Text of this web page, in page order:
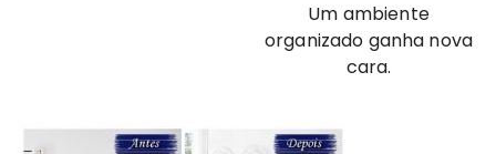
Um ambiente
organizado ganha nova
cara.